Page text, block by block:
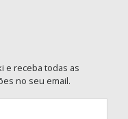
e receba todas as
no seu email.